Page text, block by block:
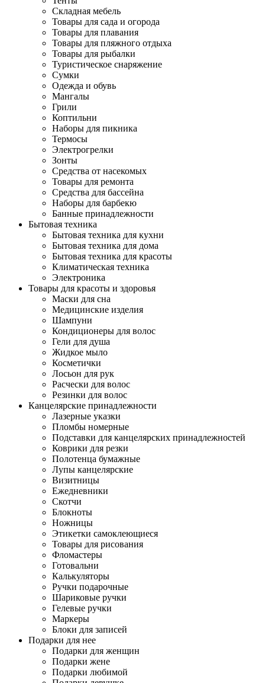
Складная мебель
Товары для сада и огорода
Товары для плавания
Товары для пляжного отдыха
Товары для рыбалки
Туристическое снаряжение
Сумки
Одежда и обувь
Мангалы
Грили
Коптильни
Наборы для пикника
Термосы
Электрогрелки
Зонты
Средства от насекомых
Товары для ремонта
Средства для бассейна
Наборы для барбекю
Банные принадлежности
Бытовая техника
Бытовая техника для кухни
Бытовая техника для дома
Бытовая техника для красоты
Климатическая техника
Электроника
Товары для красоты и здоровья
Маски для сна
Медицинские изделия
Шампуни
Кондиционеры для волос
Гели для душа
Жидкое мыло
Косметички
Лосьон для рук
Расчески для волос
Резинки для волос
Канцелярские принадлежности
Лазерные указки
Пломбы номерные
Подставки для канцелярских принадлежностей
Коврики для резки
Полотенца бумажные
Лупы канцелярские
Визитницы
Ежедневники
Скотчи
Блокноты
Ножницы
Этикетки самоклеющиеся
Товары для рисования
Фломастеры
Готовальни
Калькуляторы
Ручки подарочные
Шариковые ручки
Гелевые ручки
Маркеры
Блоки для записей
Подарки для нее
Подарки для женщин
Подарки жене
Подарки любимой